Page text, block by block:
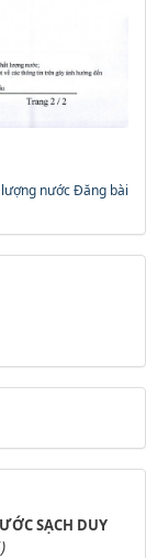
nước Đăng bài
SẠCH DUY